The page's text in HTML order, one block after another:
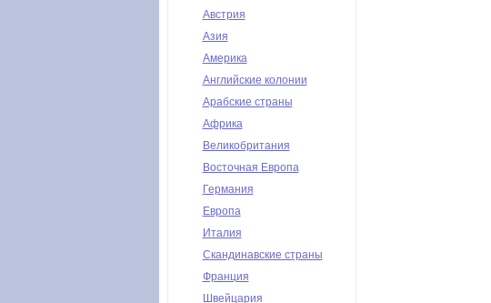
Австрия
Азия
Америка
Английские колонии
Арабские страны
Африка
Великобритания
Восточная Европа
Германия
Европа
Италия
Скандинавские страны
Франция
Швейцария